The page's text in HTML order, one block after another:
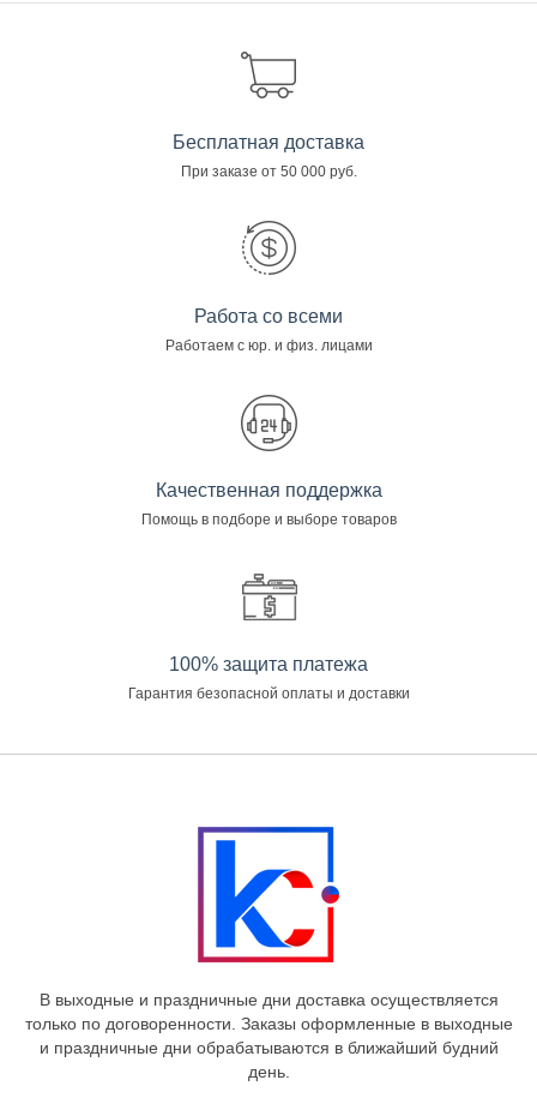
Бесплатная доставка
При заказе от 50 000 руб.
Работа со всеми
Работаем с юр. и физ. лицами
Качественная поддержка
Помощь в подборе и выборе товаров
100% защита платежа
Гарантия безопасной оплаты и доставки
В выходные и праздничные дни доставка осуществляется
только по договоренности. Заказы оформленные в выходные
и праздничные дни обрабатываются в ближайший будний
день.